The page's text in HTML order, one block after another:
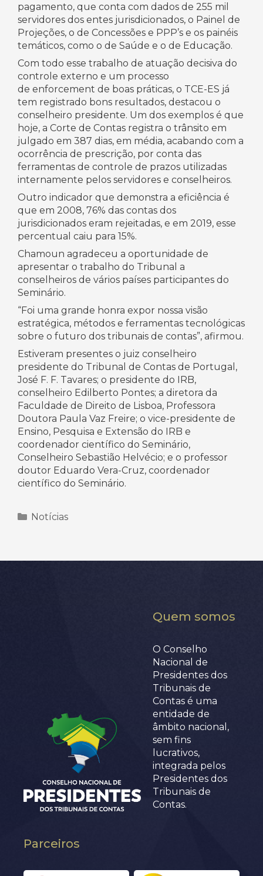
pagamento, que conta com dados de 255 mil
servidores dos entes jurisdicionados, o Painel de
Projeções, o de Concessões e PPP’s e os painéis
temáticos, como o de Saúde e o de Educação.
Com todo esse trabalho de atuação decisiva do
controle externo e um processo
de enforcement de boas práticas, o TCE-ES já
tem registrado bons resultados, destacou o
conselheiro presidente. Um dos exemplos é que
hoje, a Corte de Contas registra o trânsito em
julgado em 387 dias, em média, acabando com a
ocorrência de prescrição, por conta das
ferramentas de controle de prazos utilizadas
internamente pelos servidores e conselheiros.
Outro indicador que demonstra a eficiência é
que em 2008, 76% das contas dos
jurisdicionados eram rejeitadas, e em 2019, esse
percentual caiu para 15%.
Chamoun agradeceu a oportunidade de
apresentar o trabalho do Tribunal a
conselheiros de vários países participantes do
Seminário.
“Foi uma grande honra expor nossa visão
estratégica, métodos e ferramentas tecnológicas
sobre o futuro dos tribunais de contas”, afirmou.
Estiveram presentes o juiz conselheiro
presidente do Tribunal de Contas de Portugal,
José F. F. Tavares; o presidente do IRB,
conselheiro Edilberto Pontes; a diretora da
Faculdade de Direito de Lisboa, Professora
Doutora Paula Vaz Freire; o vice-presidente de
Ensino, Pesquisa e Extensão do IRB e
coordenador científico do Seminário,
Conselheiro Sebastião Helvécio; e o professor
doutor Eduardo Vera-Cruz, coordenador
científico do Seminário.
Categorias
Notícias
Quem somos
O Conselho
Nacional de
Presidentes dos
Tribunais de
Contas é uma
entidade de
âmbito nacional,
sem fins
lucrativos,
integrada pelos
Presidentes dos
Tribunais de
Contas.
Parceiros